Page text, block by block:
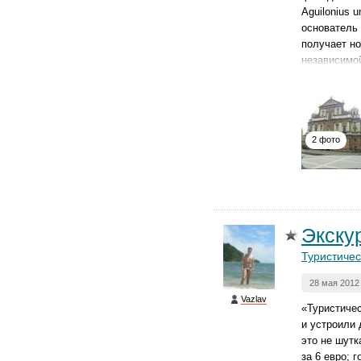
Aguilonius
получает
2 фото
Vazlav
28 мая 2012
и устроили
это не
за 6 евро;